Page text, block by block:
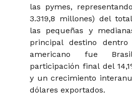
las pymes,
3.319,8 millones) del
las pequeñas y
principal destino
americano fue
participación final del
y un crecimiento
dólares exportados.